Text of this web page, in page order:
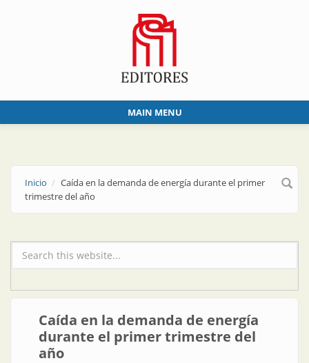
MAIN MENU
Inicio
Caída en la demanda de energía durante el primer
trimestre del año
Formulario de búsqueda
Caída en la demanda de energía
durante el primer trimestre del
año